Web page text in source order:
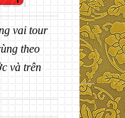
vai tour
theo
và trên